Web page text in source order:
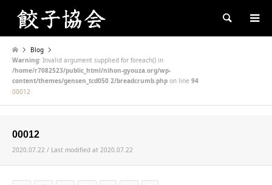
Search
Blog
Warning: Invalid argument supplied for foreach() in
/home/r7082523/public_html/nihon-gyouza.org/wp-
content/themes/gensen_tcd050 2/breadcrumb.php on line 94
00012
00012
2020.07.22 / Last modified at 2020.07.22